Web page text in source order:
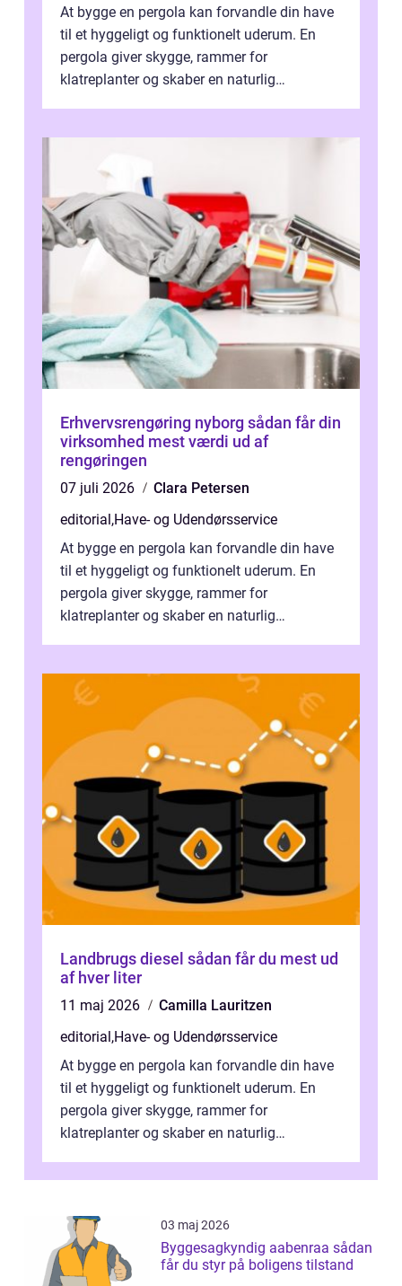
At bygge en pergola kan forvandle din have
til et hyggeligt og funktionelt uderum. En
pergola giver skygge, rammer for
klatreplanter og skaber en naturlig
Erhvervsrengøring nyborg sådan får din
virksomhed mest værdi ud af
rengøringen
07 juli 2026
Clara Petersen
editorial ,Have- og Udendørsservice
At bygge en pergola kan forvandle din have
til et hyggeligt og funktionelt uderum. En
pergola giver skygge, rammer for
klatreplanter og skaber en naturlig
Landbrugs diesel sådan får du mest ud
af hver liter
11 maj 2026
Camilla Lauritzen
editorial ,Have- og Udendørsservice
At bygge en pergola kan forvandle din have
til et hyggeligt og funktionelt uderum. En
pergola giver skygge, rammer for
klatreplanter og skaber en naturlig
d...
03 maj 2026
Byggesagkyndig aabenraa sådan
får du styr på boligens tilstand